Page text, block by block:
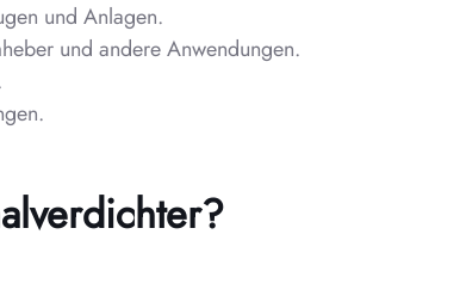
und Anlagen.
und andere Anwendungen.